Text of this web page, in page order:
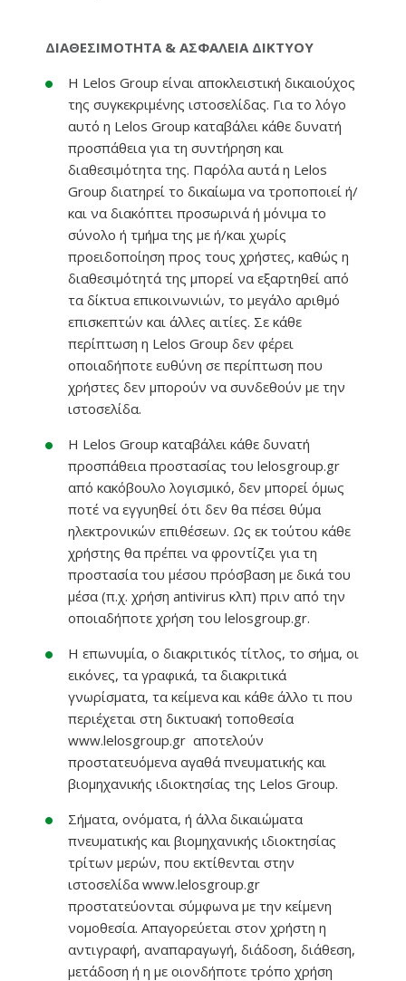
ΔΙΑΘΕΣΙΜΟΤΗΤΑ & ΑΣΦΑΛΕΙΑ ΔΙΚΤΥΟΥ
Η Lelos Group είναι αποκλειστική δικαιούχος
της συγκεκριμένης ιστοσελίδας. Για το λόγο
αυτό η Lelos Group καταβάλει κάθε δυνατή
προσπάθεια για τη συντήρηση και
διαθεσιμότητα της. Παρόλα αυτά η Lelos
Group διατηρεί το δικαίωμα να τροποποιεί ή/
και να διακόπτει προσωρινά ή μόνιμα το
σύνολο ή τμήμα της με ή/και χωρίς
προειδοποίηση προς τους χρήστες, καθώς η
διαθεσιμότητά της μπορεί να εξαρτηθεί από
τα δίκτυα επικοινωνιών, το μεγάλο αριθμό
επισκεπτών και άλλες αιτίες. Σε κάθε
περίπτωση η Lelos Group δεν φέρει
οποιαδήποτε ευθύνη σε περίπτωση που
χρήστες δεν μπορούν να συνδεθούν με την
ιστοσελίδα.
Η Lelos Group καταβάλει κάθε δυνατή
προσπάθεια προστασίας του lelosgroup.gr
από κακόβουλο λογισμικό, δεν μπορεί όμως
ποτέ να εγγυηθεί ότι δεν θα πέσει θύμα
ηλεκτρονικών επιθέσεων. Ως εκ τούτου κάθε
χρήστης θα πρέπει να φροντίζει για τη
προστασία του μέσου πρόσβαση με δικά του
μέσα (π.χ. χρήση antivirus κλπ) πριν από την
οποιαδήποτε χρήση του lelosgroup.gr.
Η επωνυμία, ο διακριτικός τίτλος, το σήμα, οι
εικόνες, τα γραφικά, τα διακριτικά
γνωρίσματα, τα κείμενα και κάθε άλλο τι που
περιέχεται στη δικτυακή τοποθεσία
www.lelosgroup.gr αποτελούν
προστατευόμενα αγαθά πνευματικής και
βιομηχανικής ιδιοκτησίας της Lelos Group.
Σήματα, ονόματα, ή άλλα δικαιώματα
πνευματικής και βιομηχανικής ιδιοκτησίας
τρίτων μερών, που εκτίθενται στην
ιστοσελίδα www.lelosgroup.gr
προστατεύονται σύμφωνα με την κείμενη
νομοθεσία. Απαγορεύεται στον χρήστη η
αντιγραφή, αναπαραγωγή, διάδοση, διάθεση,
μετάδοση ή η με οιονδήποτε τρόπο χρήση